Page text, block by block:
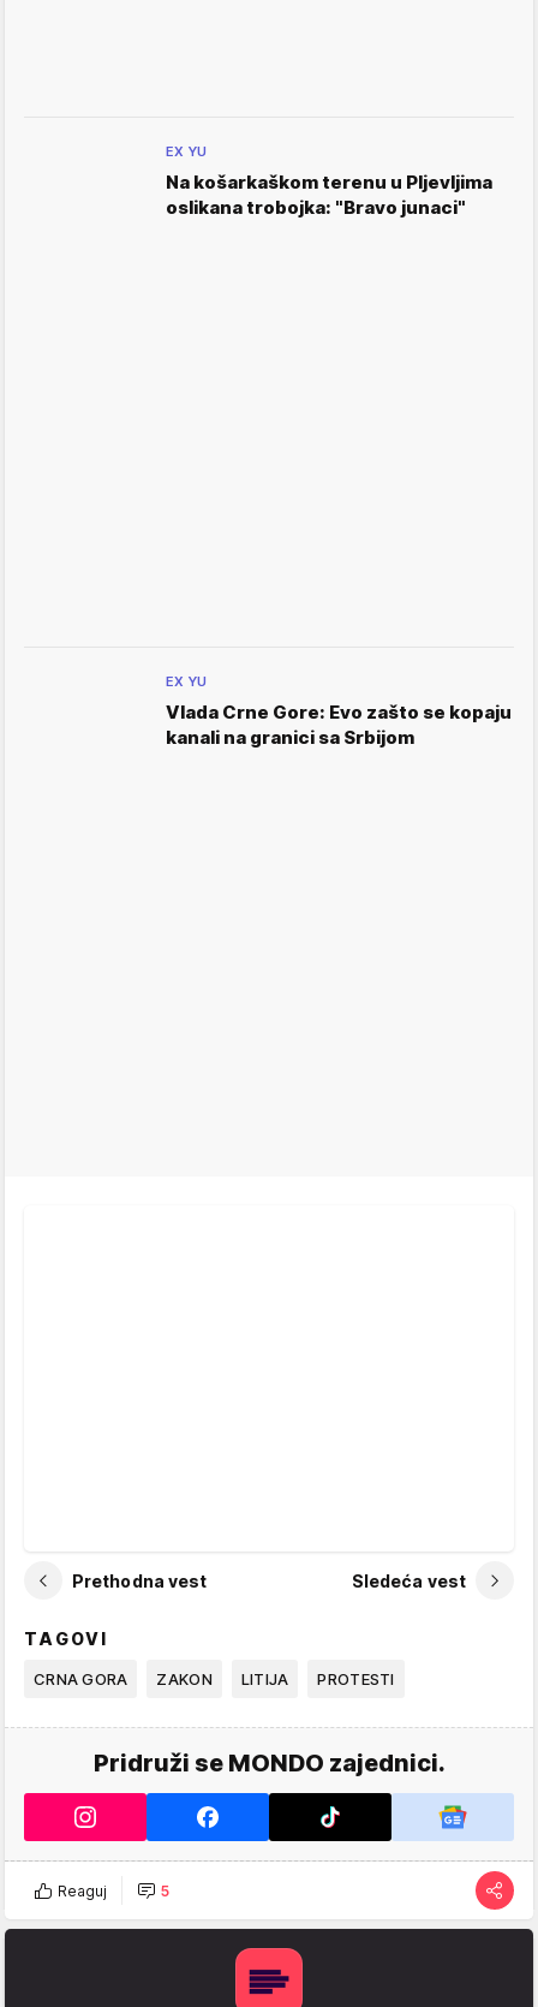
EX YU
Na košarkaškom terenu u Pljevljima
oslikana trobojka: "Bravo junaci"
EX YU
Vlada Crne Gore: Evo zašto se kopaju
kanali na granici sa Srbijom
Prethodna vest Sledeća vest
TAGOVI
CRNA GORA ZAKON LITIJA PROTESTI
Pridruži se MONDO zajednici.
Reaguj 5